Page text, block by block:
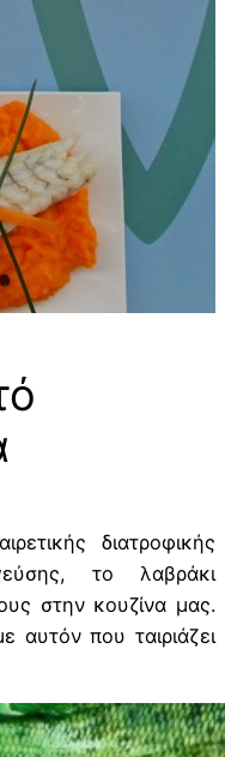
διατροφικής
το λαβράκι
στην κουζίνα μας.
αυτόν που ταιριάζει